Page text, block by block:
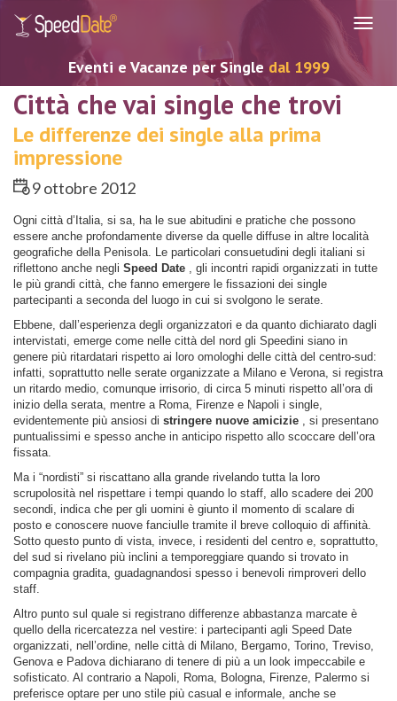
Eventi e Vacanze per Single dal 1999
Città che vai single che trovi
Le differenze dei single alla prima
impressione
9 ottobre 2012
Ogni città d’Italia, si sa, ha le sue abitudini e pratiche che possono
essere anche profondamente diverse da quelle diffuse in altre località
geografiche della Penisola. Le particolari consuetudini degli italiani si
riflettono anche negli Speed Date , gli incontri rapidi organizzati in tutte
le più grandi città, che fanno emergere le fissazioni dei single
partecipanti a seconda del luogo in cui si svolgono le serate.
Ebbene, dall’esperienza degli organizzatori e da quanto dichiarato dagli
intervistati, emerge come nelle città del nord gli Speedini siano in
genere più ritardatari rispetto ai loro omologhi delle città del centro-sud:
infatti, soprattutto nelle serate organizzate a Milano e Verona, si registra
un ritardo medio, comunque irrisorio, di circa 5 minuti rispetto all’ora di
inizio della serata, mentre a Roma, Firenze e Napoli i single,
evidentemente più ansiosi di stringere nuove amicizie , si presentano
puntualissimi e spesso anche in anticipo rispetto allo scoccare dell’ora
fissata.
Ma i “nordisti” si riscattano alla grande rivelando tutta la loro
scrupolosità nel rispettare i tempi quando lo staff, allo scadere dei 200
secondi, indica che per gli uomini è giunto il momento di scalare di
posto e conoscere nuove fanciulle tramite il breve colloquio di affinità.
Sotto questo punto di vista, invece, i residenti del centro e, soprattutto,
del sud si rivelano più inclini a temporeggiare quando si trovato in
compagnia gradita, guadagnandosi spesso i benevoli rimproveri dello
staff.
Altro punto sul quale si registrano differenze abbastanza marcate è
quello della ricercatezza nel vestire: i partecipanti agli Speed Date
organizzati, nell’ordine, nelle città di Milano, Bergamo, Torino, Treviso,
Genova e Padova dichiarano di tenere di più a un look impeccabile e
sofisticato. Al contrario a Napoli, Roma, Bologna, Firenze, Palermo si
preferisce optare per uno stile più casual e informale, anche se